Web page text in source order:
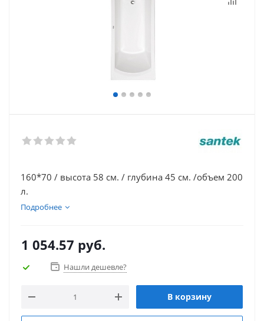
160*70 / высота 58 см. / глубина 45 см. /объем 200
л.
Подробнее
1 054.57 руб.
Нашли дешевле?
В корзину